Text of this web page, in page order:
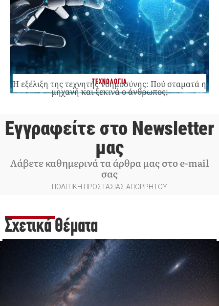
ΤΕΧΝΟΛΟΓΙΑ
Η εξέλιξη της τεχνητής νοημοσύνης: Πού σταματά η
μηχανή και ξεκινά ο άνθρωπος;
Εγγραφείτε στο Newsletter
μας
Λάβετε καθημερινά τα άρθρα μας στο e-mail
σας
ΠΟΛΙΤΙΚΗ ΠΡΟΣΤΑΣΙΑΣ ΑΠΟΡΡΗΤΟΥ
Σχετικά Θέματα